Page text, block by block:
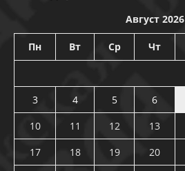
Август 2026
Пн Вт Ср Чт
3
4 5 6
10
11 12 13
17
18 19 20